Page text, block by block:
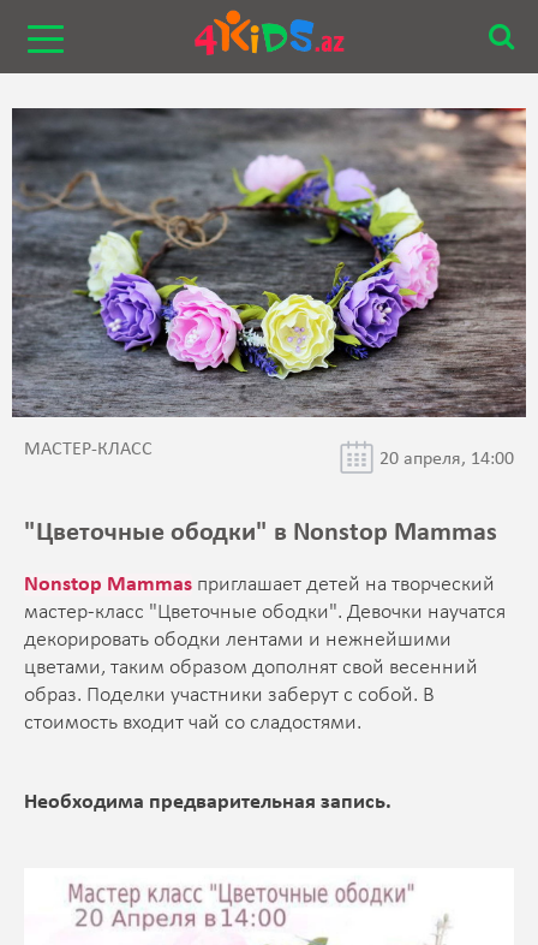
МАСТЕР-КЛАСС 20 апреля, 14:00
"Цветочные ободки" в Nonstop Mammas
Nonstop Mammas приглашает детей на творческий
мастер-класс "Цветочные ободки". Девочки научатся
декорировать ободки лентами и нежнейшими
цветами, таким образом дополнят свой весенний
образ. Поделки участники заберут с собой. В
стоимость входит чай со сладостями.
Необходима предварительная запись.